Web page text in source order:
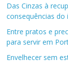
Das Cinzas à
consequências do
Entre pratos e
para servir em
Envelhecer sem